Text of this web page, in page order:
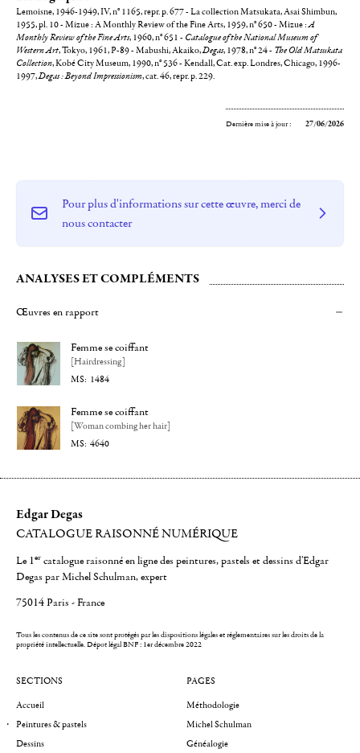
Lemoisne, 1946-1949, IV, n° 1165, repr. p. 677 - La collection Matsukata, Asai Shimbun,
1955, pl. 10 - Mizue : A Monthly Review of the Fine Arts, 1959, n° 650 - Mizue :A
Monthly Review of the Fine Arts, 1960, n° 651 - Catalogue of the National Museum of
Western Art, Tokyo, 1961, P-89 - Mabushi, Akaiko,Degas, 1978, n° 24 - The Old Matsukata
Collection, Kobé City Museum, 1990, n° 536 - Kendall, Cat. exp. Londres, Chicago, 1996-
1997,Degas : Beyond Impressionism, cat. 46, repr. p. 229.
Dernière mise à jour : 27/06/2026
Pour plus d'informations sur cette œuvre, merci de
nous contacter
ANALYSES ET COMPLÉMENTS
Œuvres en rapport
Femme se coiffant
[Hairdressing]
1484
Femme se coiffant
[Woman combing her hair]
4640
Edgar Degas
CATALOGUE RAISONNÉ NUMÉRIQUE
Le 1er catalogue raisonné en ligne des peintures, pastels et dessins d'Edgar
Degas par Michel Schulman, expert
75014 Paris - France
Tous les contenus de ce site sont protégés par les dispositions légales et réglementaires sur les droits de la
propriété intellectuelle.Dépot légal BNF : 1er décembre 2022
SECTIONS
Accueil
Peintures & pastels
Dessins
PAGES
Méthodologie
Michel Schulman
Généalogie